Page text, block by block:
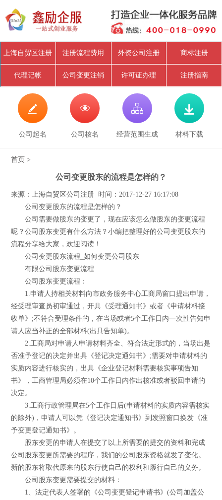
上海自贸区注册 注册流程费用 外资公司注册 商标注册
代理记帐 公司变更注销 许可证办理 注册指南

公司起名

公司核名

经营范围生成

材料下载
首页 >
公司变更股东的流程是怎样的？
来源：上海自贸区公司注册 时间：2017-12-27 16:17:08
公司变更股东的流程是怎样的？
公司需要做股东的变更了，现在应该怎么做股东的变更流程
呢？公司股东变更有什么方法？小编把整理好的公司变更股东的
流程分享给大家，欢迎阅读！
公司变更股东流程_如何变更公司股东
有限公司股东变更流程
公司股东变更流程：
1.申请人持相关材料向市政务服务中心工商局窗口提出申请，
经受理审查员初审通过，开具《受理通知书》或者《申请材料接
收单》;不符合受理条件的，在当场或者5个工作日内一次性告知申
请人应当补正的全部材料(出具告知单)。
2.工商局对申请人申请材料齐全、符合法定形式的，当场出是
否准予登记的决定并出具《登记决定通知书》;需要对申请材料的
实质内容进行核实的，出具《企业登记材料需要核实事项告知
书》，工商管理局必须在10个工作日内作出核准或者驳回申请的
决定。
3.工商行政管理局在5个工作日后(申请材料的实质内容需核实
的除外)，申请人可以凭《登记决定通知书》到发照窗口换发《准
予变更登记通知书》。
股东变更的申请人在提交了以上所需要的提交的资料和完成
公司股东变更所需要的程序，我们的公司股东资格就发了变化。
新的股东将取代原来的股东行使自己的权利和履行自己的义务。
公司股东变更需要提交的材料：
1、法定代表人签署的《公司变更登记申请书》(公司加盖公